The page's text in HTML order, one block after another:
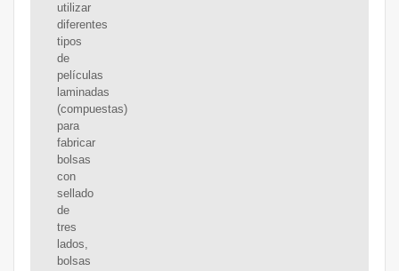
utilizar
diferentes
tipos
de
películas
laminadas
(compuestas)
para
fabricar
bolsas
con
sellado
de
tres
lados,
bolsas